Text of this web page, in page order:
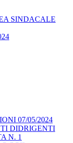
SINDACALE
07/05/2024
DIDRIGENTI
N. 1